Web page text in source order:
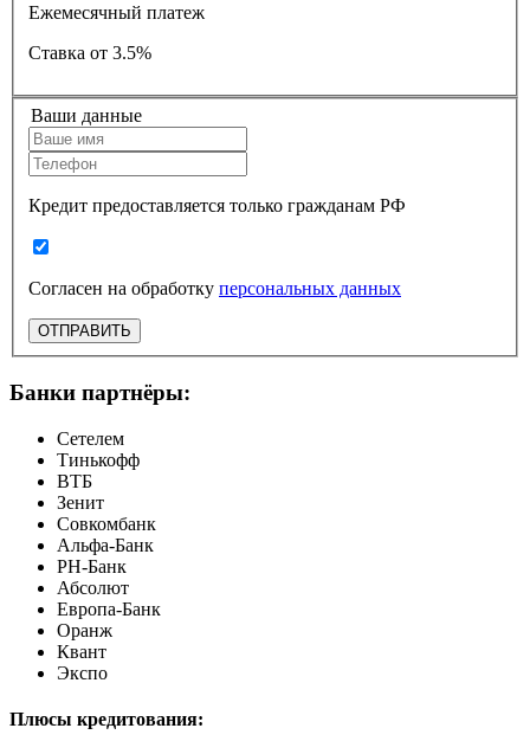
Ежемесячный платеж
Ставка от 3.5%
Ваши данные
Кредит предоставляется только гражданам РФ
Согласен на обработку персональных данных
ОТПРАВИТЬ
Банки партнёры:
Сетелем
Тинькофф
ВТБ
Зенит
Совкомбанк
Альфа-Банк
РН-Банк
Абсолют
Европа-Банк
Оранж
Квант
Экспо
Плюсы кредитования: